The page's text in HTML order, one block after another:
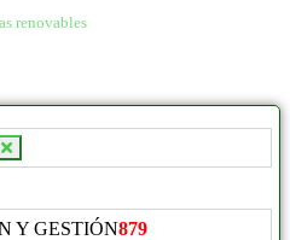
renovables
Y GESTIÓN879